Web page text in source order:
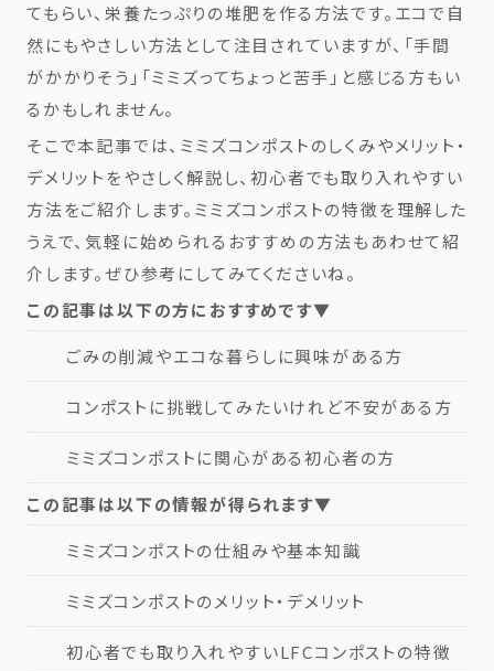
てもらい、栄養たっぷりの堆肥を作る方法です。エコで自
然にもやさしい方法として注目されていますが、「手間
がかかりそう」「ミミズってちょっと苦手」と感じる方もい
るかもしれません。
そこで本記事では、ミミズコンポストのしくみやメリット・
デメリットをやさしく解説し、初心者でも取り入れやすい
方法をご紹介します。ミミズコンポストの特徴を理解した
うえで、気軽に始められるおすすめの方法もあわせて紹
介します。ぜひ参考にしてみてくださいね。
この記事は以下の方におすすめです▼
ごみの削減やエコな暮らしに興味がある方
コンポストに挑戦してみたいけれど不安がある方
ミミズコンポストに関心がある初心者の方
この記事は以下の情報が得られます▼
ミミズコンポストの仕組みや基本知識
ミミズコンポストのメリット・デメリット
初心者でも取り入れやすいLFCコンポストの特徴